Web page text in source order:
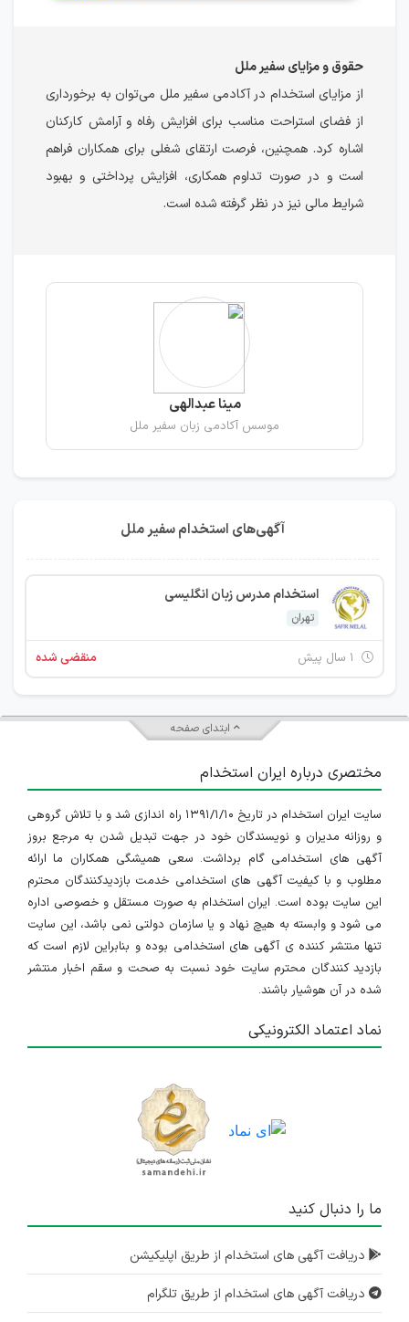
حقوق و مزایای سفیر ملل
از مزایای استخدام در آکادمی سفیر ملل می‌توان به برخورداری
از فضای استراحت مناسب برای افزایش رفاه و آرامش کارکنان
اشاره کرد. همچنین، فرصت ارتقای شغلی برای همکاران فراهم
است و در صورت تداوم همکاری، افزایش پرداختی و بهبود
شرایط مالی نیز در نظر گرفته شده است.
مینا عبدالهی
موسس آکادمی زبان سفیر ملل
آگهی‌های استخدام سفیر ملل
استخدام مدرس زبان انگلیسی
تهران
منقضی شده
ابتدای صفحه
مختصری درباره ایران استخدام
سایت ایران استخدام در تاریخ ۱۳۹۱/۱/۱۰ راه اندازی شد و با تلاش گروهی
و روزانه مدیران و نویسندگان خود در جهت تبدیل شدن به مرجع بروز
آگهی های استخدامی گام برداشت. سعی همیشگی همکاران ما ارائه
مطلوب و با کیفیت آگهی های استخدامی خدمت بازدیدکنندگان محترم
این سایت بوده است. ایران استخدام به صورت مستقل و خصوصی اداره
می شود و وابسته به هیچ نهاد و یا سازمان دولتی نمی باشد، این سایت
تنها منتشر کننده ی آگهی های استخدامی بوده و بنابراین لازم است که
بازدید کنندگان محترم سایت خود نسبت به صحت و سقم اخبار منتشر
شده در آن هوشیار باشند.
نماد اعتماد الکترونیکی
ما را دنبال کنید
دریافت آگهی های استخدام از طریق اپلیکیشن
دریافت آگهی های استخدام از طریق تلگرام